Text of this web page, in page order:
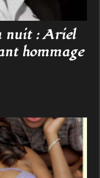
nuit : Ariel
hommage